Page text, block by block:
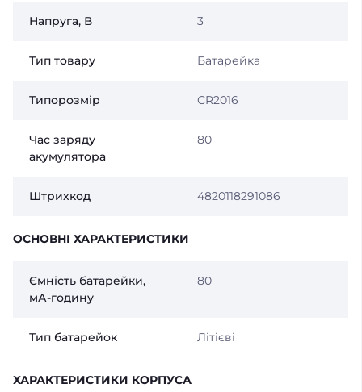
Напруга, В 3
Тип товару Батарейка
Типорозмір CR2016
Час заряду
акумулятора
80
Штрихкод 4820118291086
ОСНОВНІ ХАРАКТЕРИСТИКИ
Ємність батарейки,
мА-годину
80
Тип батарейок Літієві
ХАРАКТЕРИСТИКИ КОРПУСА